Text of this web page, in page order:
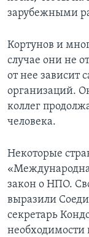
зарубежными
Кортунов и
случае они не
от нее зависит
организаций.
коллег
человека.
Некоторые
закон о НПО.
выразили
секретарь
необходимости